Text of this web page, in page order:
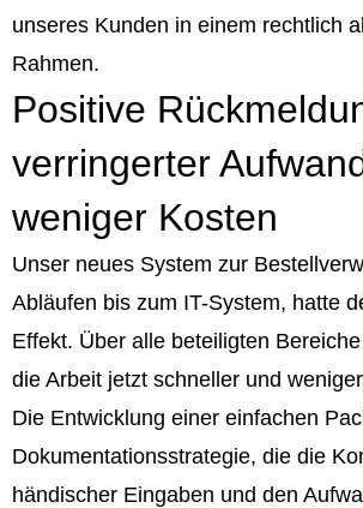
unseres Kunden in einem rechtlich
Rahmen.
Positive
verringerter
weniger Kosten
Unser neues System zur
Abläufen bis zum IT-System, hatte
Effekt. Über alle beteiligten
die Arbeit jetzt schneller und
Die Entwicklung einer einfachen
Dokumentationsstrategie, die die
händischer Eingaben und den